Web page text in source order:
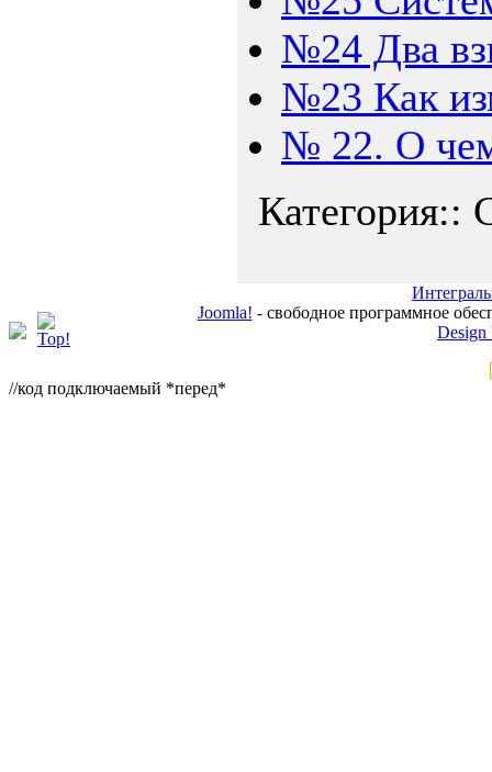
№24 Два
№23 Как
№ 22. О
Категория::
Joomla! - свободное программное
Design
//код подключаемый *перед*